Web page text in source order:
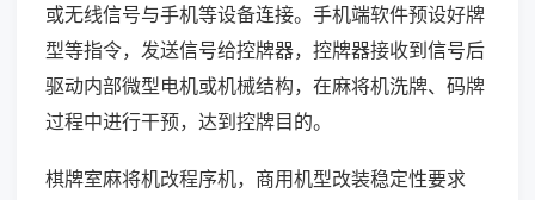
或无线信号与手机等设备连接。手机端软件预设好牌
型等指令，发送信号给控牌器，控牌器接收到信号后
驱动内部微型电机或机械结构，在麻将机洗牌、码牌
过程中进行干预，达到控牌目的。
棋牌室麻将机改程序机，商用机型改装稳定性要求